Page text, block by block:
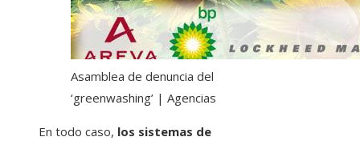
Asamblea de denuncia del
‘greenwashing’ | Agencias
En todo caso, los sistemas de